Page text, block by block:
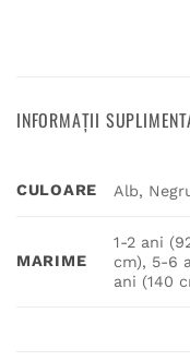
INFORMAȚII
CULOARE Alb,
MARIME
1-2 ani
cm), 5-6
ani (140